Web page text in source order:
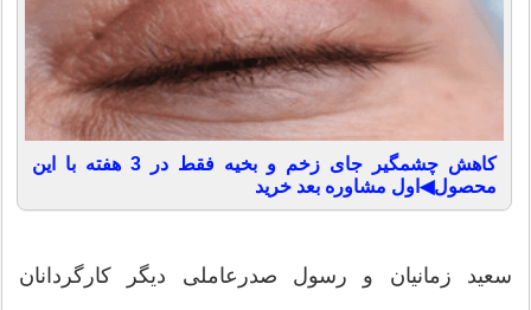
کاهش چشمگیر جای زخم و بخیه فقط در 3 هفته با این
محصول◀اول مشاوره بعد خرید
سعید زمانیان و رسول صدرعاملی دیگر کارگردانان